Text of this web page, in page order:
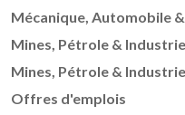
Mécanique, Automobile &
Mines, Pétrole &
Mines, Pétrole &
Offres d'emplois